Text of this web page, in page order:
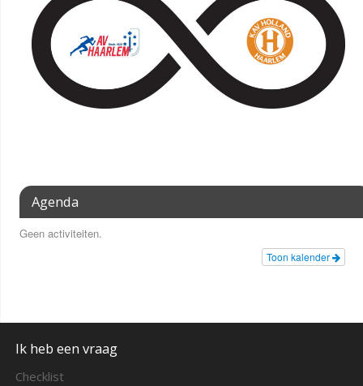
Agenda
Geen activiteiten.
Toon kalender
Ik heb een vraag
Checklist